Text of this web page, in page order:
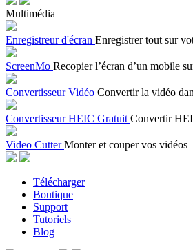
Multimédia
Enregistreur d'écran Enregistrer tout sur
ScreenMo Recopier l’écran d’un mobile
Convertisseur Vidéo Convertir la vidéo
Convertisseur HEIC Gratuit Convertir
Video Cutter Monter et couper vos vidéos
Télécharger
Boutique
Support
Tutoriels
Blog